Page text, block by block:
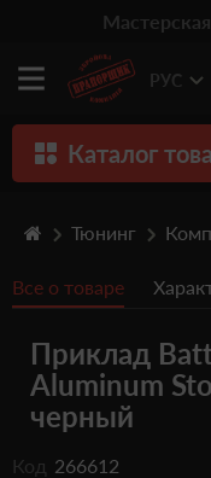
Мастерская
РУС
Каталог
Травматическое
Пистолеты
Оптика
Тюнинг
Все о товаре
Приклад
Aluminum
черный
Код 266612